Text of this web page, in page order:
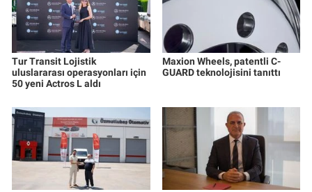
Tur Transit Lojistik
uluslararası operasyonları için
50 yeni Actros L aldı
Maxion Wheels, patentli C-
GUARD teknolojisini tanıttı